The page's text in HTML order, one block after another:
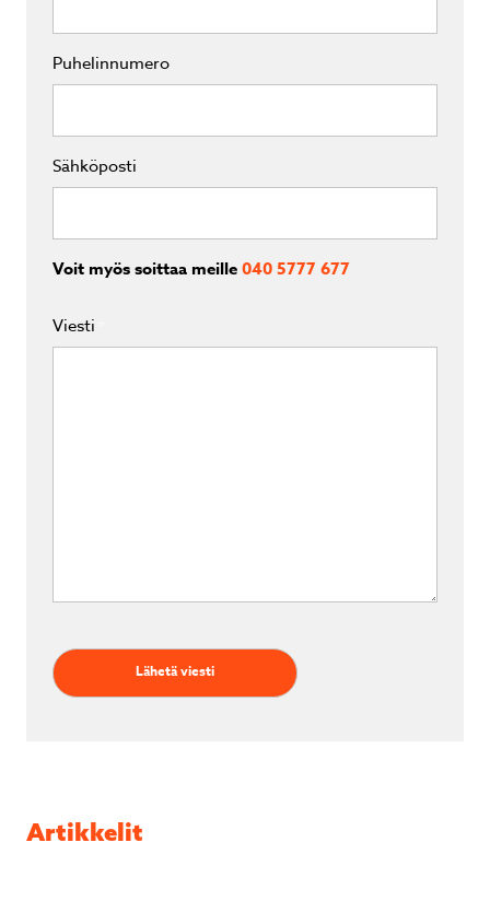
Puhelinnumero
Sähköposti
Voit myös soittaa meille040 5777 677
Viesti
Artikkelit